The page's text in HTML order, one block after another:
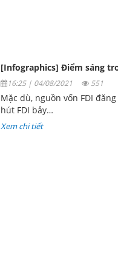
[Infographics] Điểm sáng
16:25 | 04/08/2021 551
Mặc dù, nguồn vốn FDI
hút FDI bảy…
Xem chi tiết